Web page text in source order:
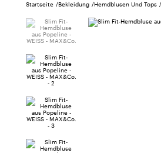
Startseite Bekleidung Hemdblusen Und Tops